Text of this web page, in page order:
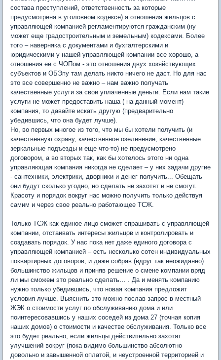
состава преступлений, ответственность за которые
предусмотрена в уголовном кодексе) а отношения жильцов с
управляющей компанией регламентируются гражданским (ну
может еще градостроительным и земельным) кодексами. Более
того – наверняка с документами и бухгалтерскими и
юридическими у нашей управляющей компании все хорошо, а
отношения ее с ЧОПом - это отношения двух хозяйствующих
субъектов и ОБЭпу там делать никто ничего не даст. Но для нас
это все совершенно не важно – нам важно получать
качественные услуги за свои уплаченные деньги. Если нам такие
услуги не может предоставить наша ( на данный момент)
компания, то давайте искать другую (предварительно
убедившись, что она будет лучше).
Но, во первых многое из того, что мы бы хотели получить (и
качественную охрану, качественное озеленение, качественные
зеркальные подъезды и еще что-то) не предусмотрено
договором, а во вторых так, как бы хотелось этого ни одна
управляющая компания никогда не сделает – у них задачи другие
- сантехники, электрики, дворники и денег получить... Обещать
они будут сколько угодно, но сделать не захотят и не смогут.
Красоту и порядок вокруг нас можно получить только действуя
самим и через свое реально работающее ТСЖ.
Только ТСЖ как единое лицо сможет спрашивать с управляющей
компании, отстаивать интересы жильцов и контролировать и
создавать порядок. У нас пока нет даже единого договора с
управляющей компанией – есть несколько сотен индивидуальных
поквартирных договоров, и даже собрав (вдруг так неожиданно)
большинство жильцов и приняв решение о смене компании вряд
ли мы сможем это реально сделать… . Да и менять компанию
нужно только убедившись, что новая компания предложит
условия лучше. Выяснить это можно послав запрос в местный
ЖЭК о стоимости услуг по обслуживанию дома и или
поинтересовавшись у наших соседей из дома 27 (точная копия
наших домов) о стоимости и качестве обслуживания. Только все
это будет реально, если жильцы действительно захотят
улучшений вокруг (пока видимо большинство абсолютно
довольно и завышенной оплатой, и неустроенной территорией и